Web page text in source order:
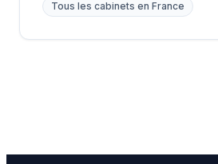
Tous les cabinets en France